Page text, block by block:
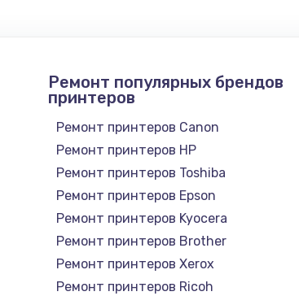
Ремонт популярных брендов
принтеров
Ремонт принтеров Canon
Ремонт принтеров HP
Ремонт принтеров Toshiba
Ремонт принтеров Epson
Ремонт принтеров Kyocera
Ремонт принтеров Brother
Ремонт принтеров Xerox
Ремонт принтеров Ricoh